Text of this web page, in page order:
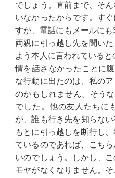
でしょう。直前まで、そ
いなかったからです。す
すが、電話にもメールに
両親に引っ越し先を聞い
よう本人に言われている
情を話さなかったことに
な行動に出たのは、私の
のかもしれません。そう
でした。他の友人たちに
が、誰も行き先を知らな
もとに引っ越しを断行し
ているのであれば、こち
いのでしょう。しかし、
モヤがなくなりません。